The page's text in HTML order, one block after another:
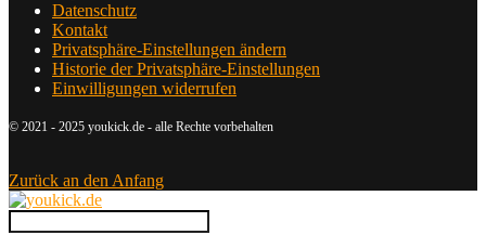
Datenschutz
Kontakt
Privatsphäre-Einstellungen ändern
Historie der Privatsphäre-Einstellungen
Einwilligungen widerrufen
© 2021 - 2025 youkick.de - alle Rechte vorbehalten
Zurück an den Anfang